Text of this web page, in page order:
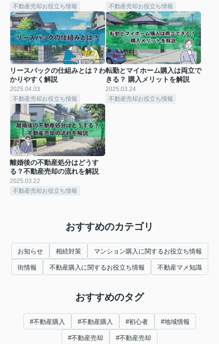
不動産売却お役立ち情報
不動産売却お役立ち情報
リースバックの仕組みとは？わ
かりやすく解説
2025.04.03
不動産売却お役立ち情報
転勤とマイホーム購入は両立で
きる？ 購入メリットを解説
2025.03.24
不動産売却お役立ち情報
離婚後の不動産処分はどうす
る？不動産売却の流れを解説
2025.03.22
不動産売却お役立ち情報
おすすめのカテゴリ
お知らせ 相続対策 マンション購入に関するお役立ち情報
街情報 不動産購入に関するお役立ち情報 不動産マメ知識
おすすめのタグ
#不動産購入 #不動産購入 #初心者 #地域情報
#不動産売却 #不動産売却